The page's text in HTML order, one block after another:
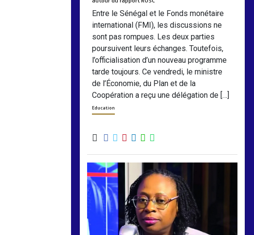
Entre le Sénégal et le Fonds monétaire
international (FMI), les discussions ne
sont pas rompues. Les deux parties
poursuivent leurs échanges. Toutefois,
l’officialisation d’un nouveau programme
tarde toujours. Ce vendredi, le ministre
de l’Économie, du Plan et de la
Coopération a reçu une délégation de […]
Education